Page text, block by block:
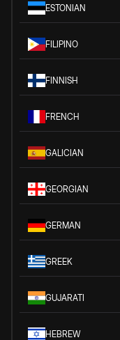
ESTONIAN
FILIPINO
FINNISH
FRENCH
GALICIAN
GEORGIAN
GERMAN
GREEK
GUJARATI
HEBREW